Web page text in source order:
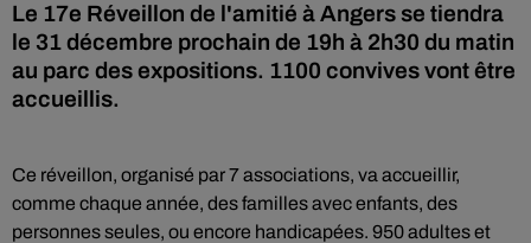
Le 17e Réveillon de l'amitié à Angers se tiendra
le 31 décembre prochain de 19h à 2h30 du matin
au parc des expositions. 1100 convives vont être
accueillis.
Ce réveillon, organisé par 7 associations, va accueillir,
comme chaque année, des familles avec enfants, des
personnes seules, ou encore handicapées. 950 adultes et